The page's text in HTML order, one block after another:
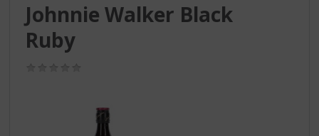
Johnnie Walker Black
Ruby